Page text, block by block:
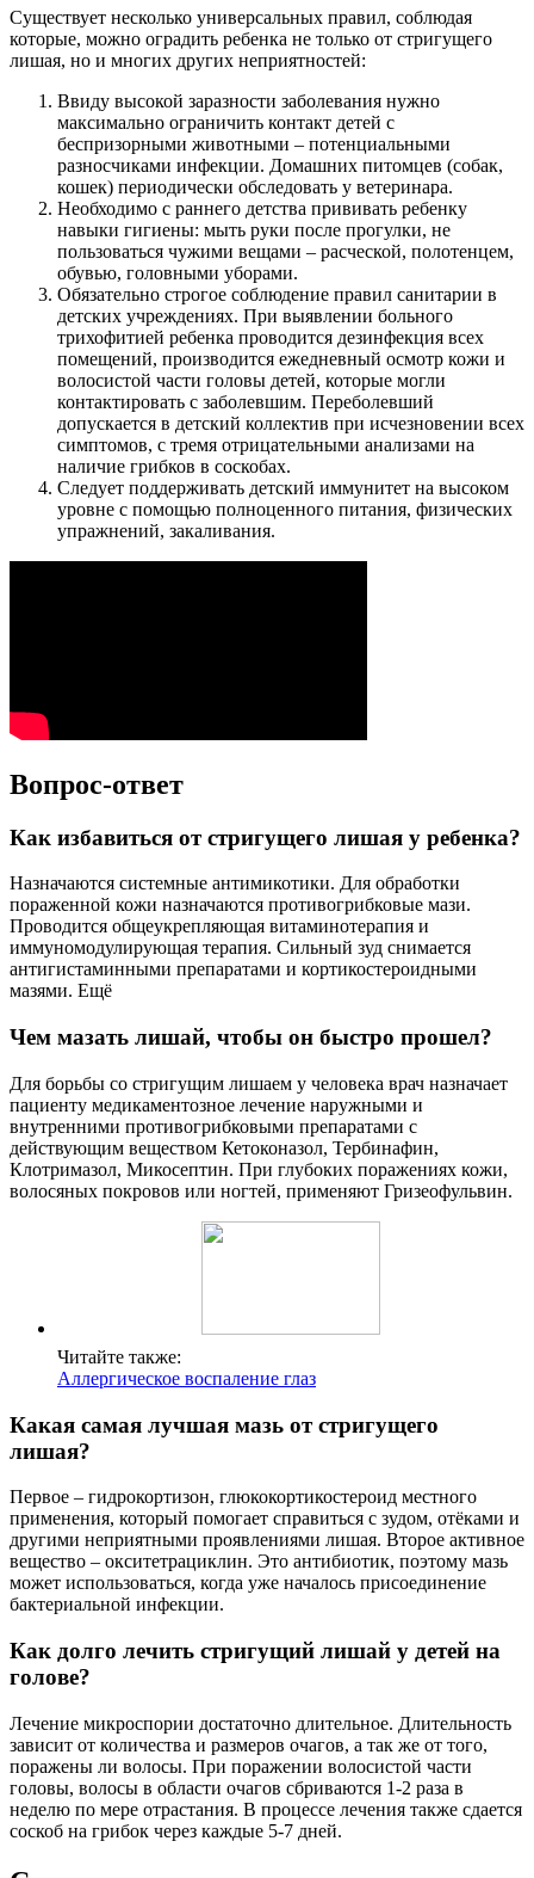
Существует несколько универсальных правил, соблюдая
которые, можно оградить ребенка не только от стригущего
лишая, но и многих других неприятностей:
Ввиду высокой заразности заболевания нужно
максимально ограничить контакт детей с
беспризорными животными – потенциальными
разносчиками инфекции. Домашних питомцев (собак,
кошек) периодически обследовать у ветеринара.
Необходимо с раннего детства прививать ребенку
навыки гигиены: мыть руки после прогулки, не
пользоваться чужими вещами – расческой, полотенцем,
обувью, головными уборами.
Обязательно строгое соблюдение правил санитарии в
детских учреждениях. При выявлении больного
трихофитией ребенка проводится дезинфекция всех
помещений, производится ежедневный осмотр кожи и
волосистой части головы детей, которые могли
контактировать с заболевшим. Переболевший
допускается в детский коллектив при исчезновении всех
симптомов, с тремя отрицательными анализами на
наличие грибков в соскобах.
Следует поддерживать детский иммунитет на высоком
уровне с помощью полноценного питания, физических
упражнений, закаливания.
Вопрос-ответ
Как избавиться от стригущего лишая у ребенка?
Назначаются системные антимикотики. Для обработки
пораженной кожи назначаются противогрибковые мази.
Проводится общеукрепляющая витаминотерапия и
иммуномодулирующая терапия. Сильный зуд снимается
антигистаминными препаратами и кортикостероидными
мазями. Ещё
Чем мазать лишай, чтобы он быстро прошел?
Для борьбы со стригущим лишаем у человека врач назначает
пациенту медикаментозное лечение наружными и
внутренними противогрибковыми препаратами с
действующим веществом Кетоконазол, Тербинафин,
Клотримазол, Микосептин. При глубоких поражениях кожи,
волосяных покровов или ногтей, применяют Гризеофульвин.
Читайте также:
Аллергическое воспаление глаз
Какая самая лучшая мазь от стригущего
лишая?
Первое – гидрокортизон, глюкокортикостероид местного
применения, который помогает справиться с зудом, отёками и
другими неприятными проявлениями лишая. Второе активное
вещество – окситетрациклин. Это антибиотик, поэтому мазь
может использоваться, когда уже началось присоединение
бактериальной инфекции.
Как долго лечить стригущий лишай у детей на
голове?
Лечение микроспории достаточно длительное. Длительность
зависит от количества и размеров очагов, а так же от того,
поражены ли волосы. При поражении волосистой части
головы, волосы в области очагов сбриваются 1-2 раза в
неделю по мере отрастания. В процессе лечения также сдается
соскоб на грибок через каждые 5-7 дней.